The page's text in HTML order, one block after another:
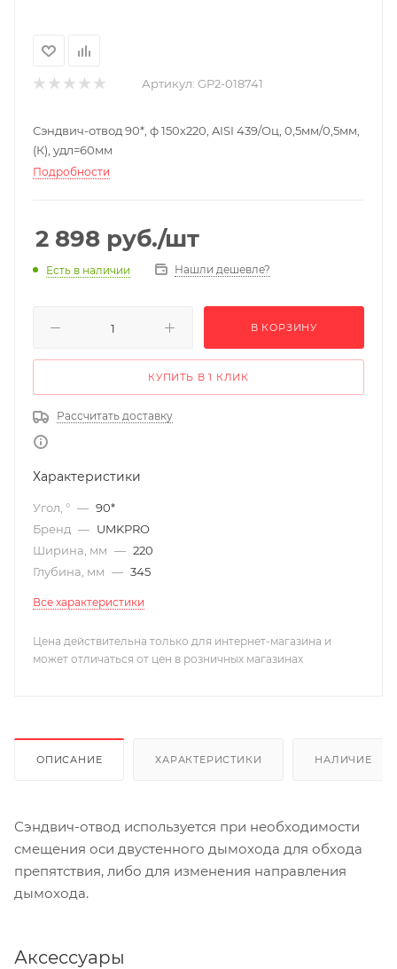
Артикул: GP2-018741
Сэндвич-отвод 90*, ф 150х220, AISI 439/Оц, 0,5мм/0,5мм,
(К), удл=60мм
Подробности
2 898 руб./шт
Есть в наличии Нашли дешевле?
В КОРЗИНУ
КУПИТЬ В 1 КЛИК
Рассчитать доставку
Характеристики
Угол, ° — 90*
Бренд — UMKPRO
Ширина, мм — 220
Глубина, мм — 345
Все характеристики
Цена действительна только для интернет-магазина и
может отличаться от цен в розничных магазинах
ОПИСАНИЕ ХАРАКТЕРИСТИКИ НАЛИЧИЕ
Сэндвич-отвод используется при необходимости
смещения оси двустенного дымохода для обхода
препятствия, либо для изменения направления
дымохода.
Аксессуары